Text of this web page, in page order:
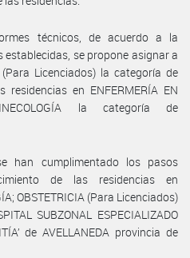
técnicos, de acuerdo a la
se propone asignar a
Licenciados) la categoría de
en ENFERMERÍA EN
la categoría de
han cumplimentado los pasos
de las residencias en
OBSTETRICIA (Para Licenciados)
SUBZONAL ESPECIALIZADO
de AVELLANEDA provincia de